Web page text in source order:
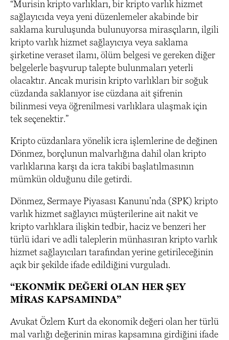
“Murisin kripto varlıkları, bir kripto varlık hizmet
sağlayıcıda veya yeni düzenlemeler akabinde bir
saklama kuruluşunda bulunuyorsa mirasçıların, ilgili
kripto varlık hizmet sağlayıcıya veya saklama
şirketine veraset ilamı, ölüm belgesi ve gereken diğer
belgelerle başvurup talepte bulunmaları yeterli
olacaktır. Ancak murisin kripto varlıkları bir soğuk
cüzdanda saklanıyor ise cüzdana ait şifrenin
bilinmesi veya öğrenilmesi varlıklara ulaşmak için
tek seçenektir.”
Kripto cüzdanlara yönelik icra işlemlerine de değinen
Dönmez, borçlunun malvarlığına dahil olan kripto
varlıklarına karşı da icra takibi başlatılmasının
mümkün olduğunu dile getirdi.
Dönmez, Sermaye Piyasası Kanunu’nda (SPK) kripto
varlık hizmet sağlayıcı müşterilerine ait nakit ve
kripto varlıklara ilişkin tedbir, haciz ve benzeri her
türlü idari ve adli taleplerin münhasıran kripto varlık
hizmet sağlayıcıları tarafından yerine getirileceğinin
açık bir şekilde ifade edildiğini vurguladı.
“EKONMİK DEĞERİ OLAN HER ŞEY
MİRAS KAPSAMINDA”
Avukat Özlem Kurt da ekonomik değeri olan her türlü
mal varlığı değerinin miras kapsamına girdiğini ifade